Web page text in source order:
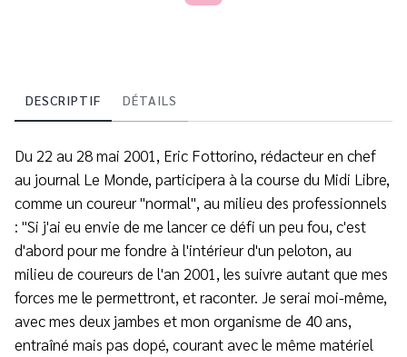
DESCRIPTIF DÉTAILS
Du 22 au 28 mai 2001, Eric Fottorino, rédacteur en chef
au journal Le Monde, participera à la course du Midi Libre,
comme un coureur "normal", au milieu des professionnels
: "Si j'ai eu envie de me lancer ce défi un peu fou, c'est
d'abord pour me fondre à l'intérieur d'un peloton, au
milieu de coureurs de l'an 2001, les suivre autant que mes
forces me le permettront, et raconter. Je serai moi-même,
avec mes deux jambes et mon organisme de 40 ans,
entraîné mais pas dopé, courant avec le même matériel